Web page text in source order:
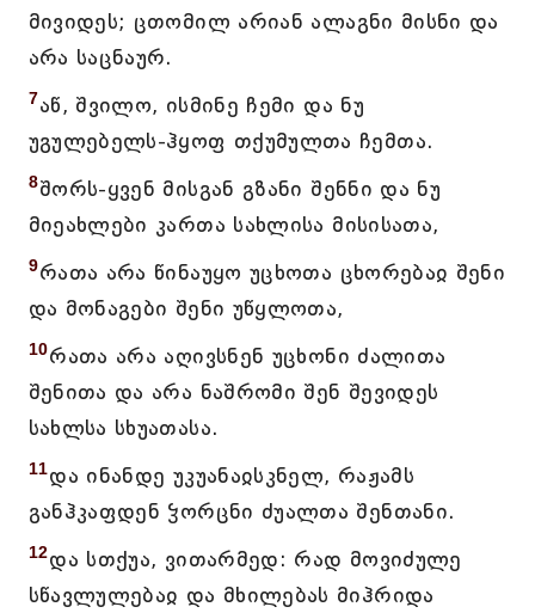
მივიდეს; ცთომილ არიან ალაგნი მისნი და
არა საცნაურ.
7აწ, შვილო, ისმინე ჩემი და ნუ
უგულებელს-ჰყოფ თქუმულთა ჩემთა.
8შორს-ყვენ მისგან გზანი შენნი და ნუ
მიეახლები კართა სახლისა მისისათა,
9რათა არა წინაუყო უცხოთა ცხორებაჲ შენი
და მონაგები შენი უწყლოთა,
10რათა არა აღივსნენ უცხონი ძალითა
შენითა და არა ნაშრომი შენ შევიდეს
სახლსა სხუათასა.
11და ინანდე უკუანაჲსკნელ, რაჟამს
განჰკაფდენ ჴორცნი ძუალთა შენთანი.
12და სთქუა, ვითარმედ: რად მოვიძულე
სწავლულებაჲ და მხილებას მიჰრიდა